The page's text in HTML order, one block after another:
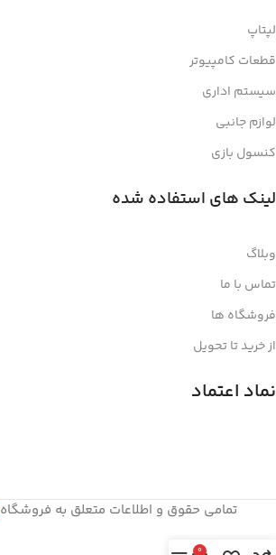
لپتاپ
قطعات کامپیوتر
سیستم اداری
لوازم جانبی
کنسول بازی
لینک های استفاده شده
وبلاگ
تماس با ما
فروشگاه ها
از خرید تا تحویل
نماد اعتماد
تمامی حقوق و اطلاعات متعلق به فروشگاه
0